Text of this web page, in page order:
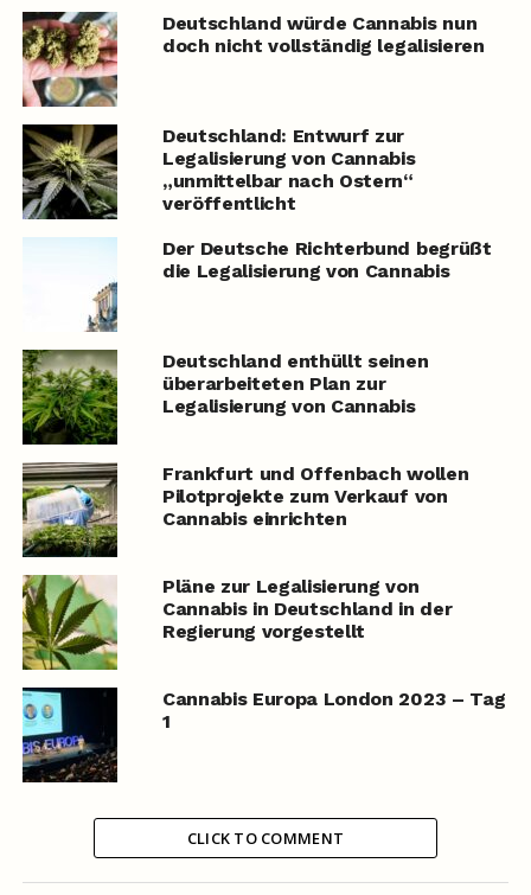
Deutschland würde Cannabis nun
doch nicht vollständig legalisieren
Deutschland: Entwurf zur
Legalisierung von Cannabis
„unmittelbar nach Ostern“
veröffentlicht
Der Deutsche Richterbund begrüßt
die Legalisierung von Cannabis
Deutschland enthüllt seinen
überarbeiteten Plan zur
Legalisierung von Cannabis
Frankfurt und Offenbach wollen
Pilotprojekte zum Verkauf von
Cannabis einrichten
Pläne zur Legalisierung von
Cannabis in Deutschland in der
Regierung vorgestellt
Cannabis Europa London 2023 – Tag
1
CLICK TO COMMENT